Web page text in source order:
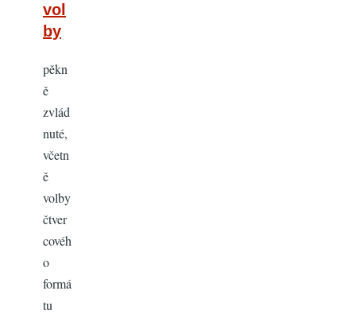
vol
by
pěkn
ě
zvlád
nuté,
včetn
ě
volby
čtver
covéh
o
formá
tu